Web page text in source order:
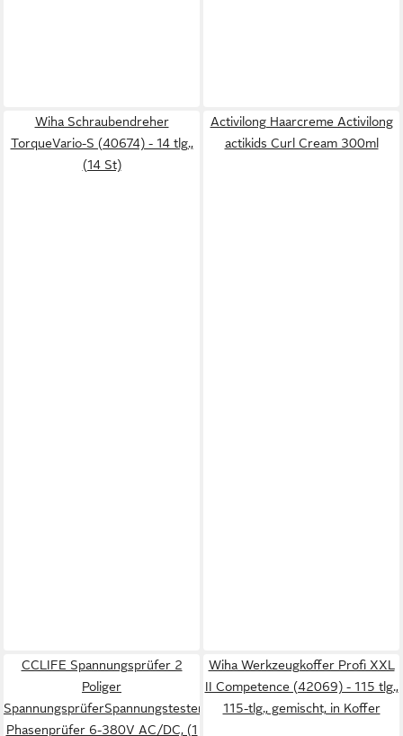
Wiha Schraubendreher
TorqueVario-S (40674) - 14 tlg.,
(14 St)
Activilong Haarcreme Activilong
actikids Curl Cream 300ml
CCLIFE Spannungsprüfer 2
Poliger
SpannungsprüferSpannungstester
Phasenprüfer 6-380V AC/DC, (1
Wiha Werkzeugkoffer Profi XXL
II Competence (42069) - 115 tlg.,
115-tlg., gemischt, in Koffer